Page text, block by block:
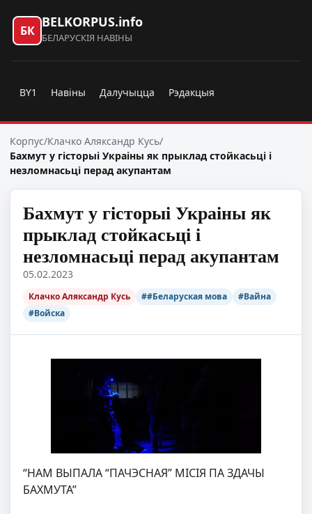
БК
BELKORPUS.info
БЕЛАРУСКІЯ НАВІНЫ
BY1 Навіны Далучыцца Рэдакцыя
Корпус/Клачко Аляксандр Кусь/
Бахмут у гісторыі Украіны як прыклад стойкасьці і
незломнасьці перад акупантам
Бахмут у гісторыі Украіны як
прыклад стойкасьці і
незломнасьці перад акупантам
05.02.2023
Клачко Аляксандр Кусь ##Беларуская мова
#Вайна
#Войска
“НАМ ВЫПАЛА “ПАЧЭСНАЯ” МІСІЯ ПА ЗДАЧЫ
БАХМУТА”